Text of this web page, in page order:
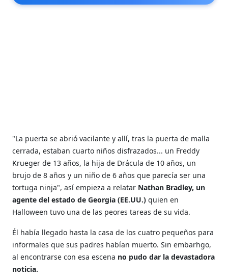
"La puerta se abrió vacilante y allí, tras la puerta de malla
cerrada, estaban cuarto niños disfrazados... un Freddy
Krueger de 13 años, la hija de Drácula de 10 años, un
brujo de 8 años y un niño de 6 años que parecía ser una
tortuga ninja", así empieza a relatar Nathan Bradley, un
agente del estado de Georgia (EE.UU.) quien en
Halloween tuvo una de las peores tareas de su vida.
Él había llegado hasta la casa de los cuatro pequeños para
informales que sus padres habían muerto. Sin embarhgo,
al encontrarse con esa escena no pudo dar la devastadora
noticia.